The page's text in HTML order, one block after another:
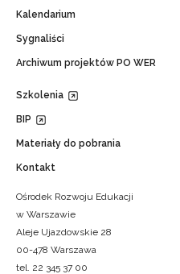
Kalendarium
Sygnaliści
Archiwum projektów PO WER
Szkolenia
BIP
Materiały do pobrania
Kontakt
Ośrodek Rozwoju Edukacji
w Warszawie
Aleje Ujazdowskie 28
00-478 Warszawa
tel. 22 345 37 00